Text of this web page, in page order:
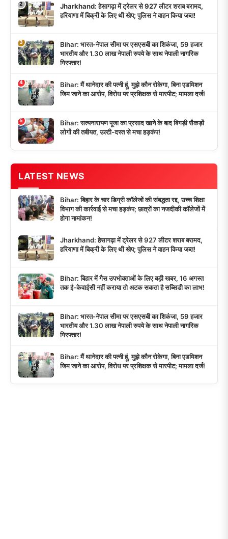
2
Jharkhand: हेसागढ़ा में ट्रेलर से 927 लीटर शराब बरामद,
हरियाणा में बिक्री के लिए थी खेप; पुलिस ने वाहन किया जब्त!
3
Bihar: भारत-नेपाल सीमा पर एसएसबी का शिकंजा, 59 हजार
भारतीय और 1.30 लाख नेपाली रुपये के साथ नेपाली नागरिक
गिरफ्तार!
4
Bihar: मैं थानेदार की पत्नी हूं, मुझे कौन रोकेगा, बिना एडमिशन
जिम जाने का आरोप, विरोध पर प्रशिक्षक से मारपीट; मामला दर्ज!
5
Bihar: सत्यनारायण पूजा का प्रसाद खाने के बाद बिगड़ी सैकड़ों
लोगों की तबीयत, उल्टी-दस्त से मचा हड़कंप!
LATEST NEWS
Bihar: बिहार के चार डिग्री कॉलेजों की संबद्धता रद्द, उच्च शिक्षा
विभाग की कार्रवाई से मचा हड़कंप; छात्रों का नजदीकी कॉलेजों में
होगा नामांकन!
Jharkhand: हेसागढ़ा में ट्रेलर से 927 लीटर शराब बरामद,
हरियाणा में बिक्री के लिए थी खेप; पुलिस ने वाहन किया जब्त!
Bihar: बिहार में गैस उपभोक्ताओं के लिए बड़ी खबर, 16 अगस्त
तक ई-केवाईसी नहीं कराया तो अटक सकता है सब्सिडी का लाभ!
Bihar: भारत-नेपाल सीमा पर एसएसबी का शिकंजा, 59 हजार
भारतीय और 1.30 लाख नेपाली रुपये के साथ नेपाली नागरिक
गिरफ्तार!
Bihar: मैं थानेदार की पत्नी हूं, मुझे कौन रोकेगा, बिना एडमिशन
जिम जाने का आरोप, विरोध पर प्रशिक्षक से मारपीट; मामला दर्ज!